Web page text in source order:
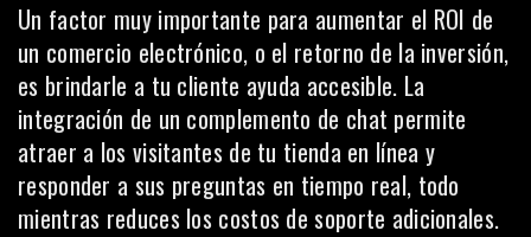
Un factor muy importante para aumentar el ROI de
un comercio electrónico, o el retorno de la inversión,
es brindarle a tu cliente ayuda accesible. La
integración de un complemento de chat permite
atraer a los visitantes de tu tienda en línea y
responder a sus preguntas en tiempo real, todo
mientras reduces los costos de soporte adicionales.